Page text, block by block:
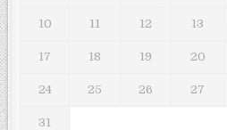
10 11 12 13
17 18 19 20
24 25 26 27
31